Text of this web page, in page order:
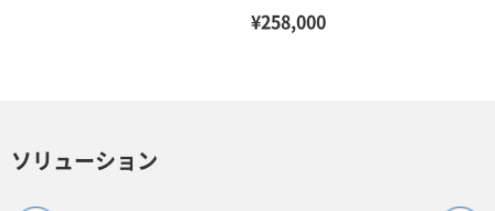
¥258,000
ソリューション